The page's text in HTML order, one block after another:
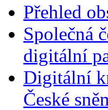
Přehled
Společná
digitální
Digitální
České